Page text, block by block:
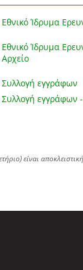
Εθνικό Ίδρυμα
Εθνικό Ίδρυμα
Αρχείο
Συλλογή εγγράφων
Συλλογή εγγράφων
είναι